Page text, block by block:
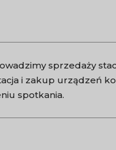
sprzedaży
i zakup urządzeń
spotkania.